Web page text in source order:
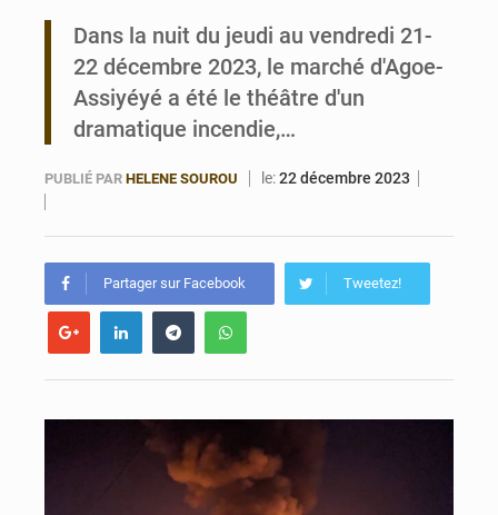
Dans la nuit du jeudi au vendredi 21-
22 décembre 2023, le marché d'Agoe-
Assiyéyé a été le théâtre d'un
dramatique incendie,…
PUBLIÉ PAR HELENE SOUROU le:22 décembre 2023
Partager sur Facebook Tweetez!